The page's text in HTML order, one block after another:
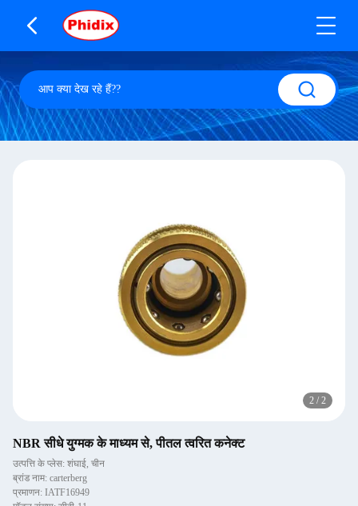
2 / 2
NBR सीधे युग्मक के माध्यम से, पीतल त्वरित कनेक्ट
उत्पत्ति के प्लेस: शंघाई, चीन
ब्रांड नाम: carterberg
प्रमाणन: IATF16949